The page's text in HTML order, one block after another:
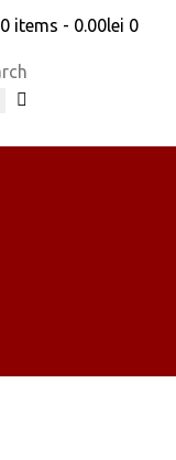
0 items - 0.00lei 0